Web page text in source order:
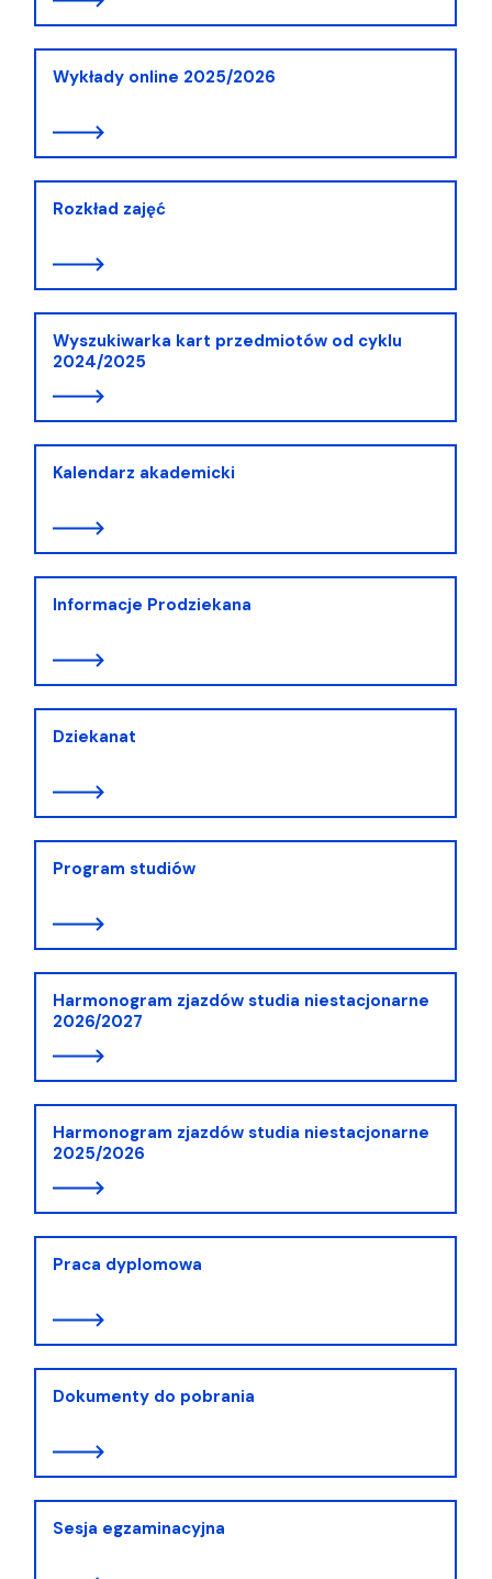
Wykłady online 2025/2026
Rozkład zajęć
Wyszukiwarka kart przedmiotów od cyklu
2024/2025
Kalendarz akademicki
Informacje Prodziekana
Dziekanat
Program studiów
Harmonogram zjazdów studia niestacjonarne
2026/2027
Harmonogram zjazdów studia niestacjonarne
2025/2026
Praca dyplomowa
Dokumenty do pobrania
Sesja egzaminacyjna